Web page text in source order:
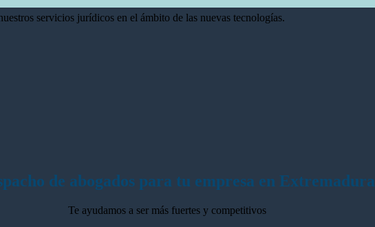
servicios jurídicos en el ámbito de las nuevas tecnologías.
de abogados para tu empresa en Extremadura
Te ayudamos a ser más fuertes y competitivos